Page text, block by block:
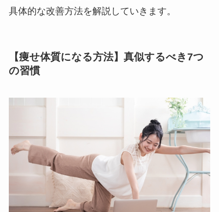
具体的な改善方法を解説していきます。
【痩せ体質になる方法】真似するべき7つ
の習慣